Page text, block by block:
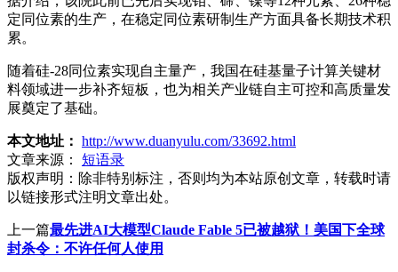
定同位素的生产，在稳定同位素研制生产方面具备长期技术积
累。
随着硅-28同位素实现自主量产，我国在硅基量子计算关键材
料领域进一步补齐短板，也为相关产业链自主可控和高质量发
展奠定了基础。
本文地址： http://www.duanyulu.com/33692.html
文章来源：
短语录
版权声明： 除非特别标注，否则均为本站原创文章，转载时请
以链接形式注明文章出处。
上一篇最先进AI大模型Claude Fable 5已被越狱！美国下全球
封杀令：不许任何人使用